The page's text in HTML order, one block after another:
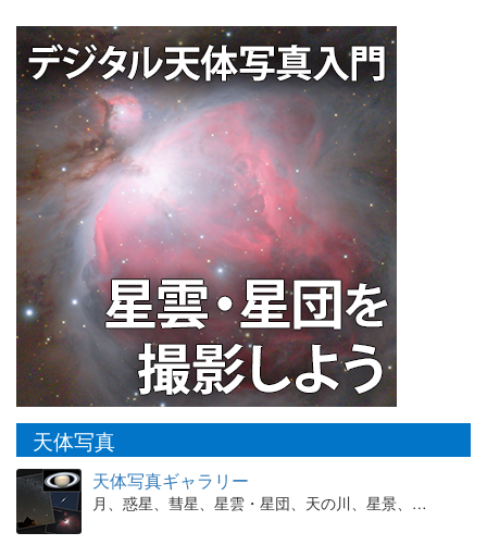
天体写真
天体写真ギャラリー
月、惑星、彗星、星雲・星団、天の川、星景、…